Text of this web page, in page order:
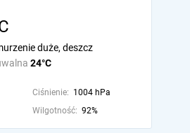
24°C
duże, deszcz
Ciśnienie: 1004 hPa
Wilgotność: 92%